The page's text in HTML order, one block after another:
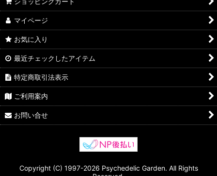
マイページ
お気に入り
最近チェックしたアイテム
特定商取引法表示
ご利用案内
お問い合せ
Copyright (C) 1997-2026 Psychedelic Garden. All Rights